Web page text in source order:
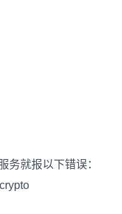
务就报以下错误：